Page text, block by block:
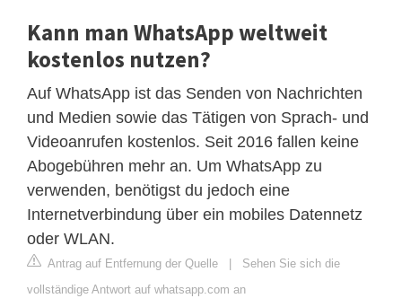
Kann man WhatsApp weltweit
kostenlos nutzen?
Auf WhatsApp ist das Senden von Nachrichten
und Medien sowie das Tätigen von Sprach- und
Videoanrufen kostenlos. Seit 2016 fallen keine
Abogebühren mehr an. Um WhatsApp zu
verwenden, benötigst du jedoch eine
Internetverbindung über ein mobiles Datennetz
oder WLAN.
Antrag auf Entfernung der Quelle | Sehen Sie sich die
vollständige Antwort auf whatsapp.com an